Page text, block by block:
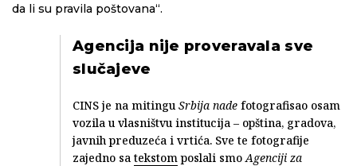
da li su pravila poštovana“.
Agencija nije proveravala sve
slučajeve
CINS je na mitingu Srbija nade fotografisao osam
vozila u vlasništvu institucija – opština, gradova,
javnih preduzeća i vrtića. Sve te fotografije
zajedno sa tekstom poslali smo Agenciji za